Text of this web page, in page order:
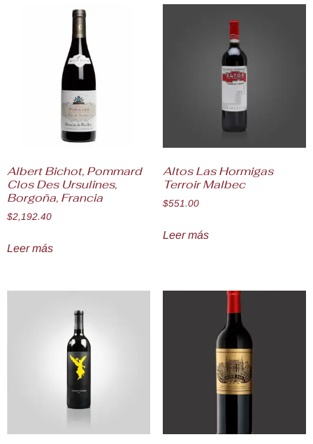
Albert Bichot, Pommard
Clos Des Ursulines,
Borgoña, Francia
$2,192.40
Leer más
Altos Las Hormigas
Terroir Malbec
$551.00
Leer más